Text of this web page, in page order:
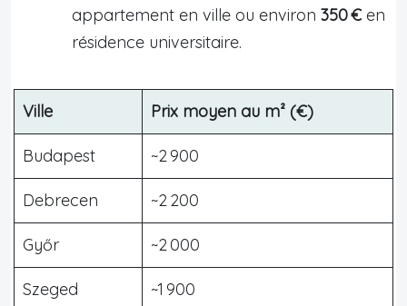
appartement en ville ou environ 350 €en
résidence universitaire.
Ville Prix moyen au m² (€)
Budapest ~2 900
Debrecen ~2 200
Győr ~2 000
Szeged ~1 900